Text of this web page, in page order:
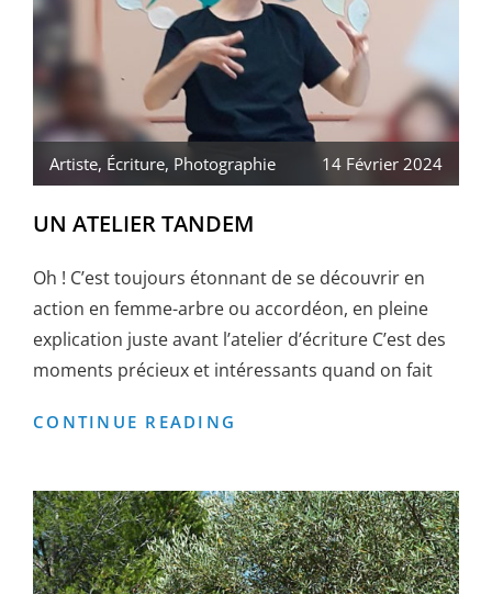
Artiste, Écriture, Photographie 14 Février 2024
UN ATELIER TANDEM
Oh ! C’est toujours étonnant de se découvrir en
action en femme-arbre ou accordéon, en pleine
explication juste avant l’atelier d’écriture C’est des
moments précieux et intéressants quand on fait
CONTINUE READING